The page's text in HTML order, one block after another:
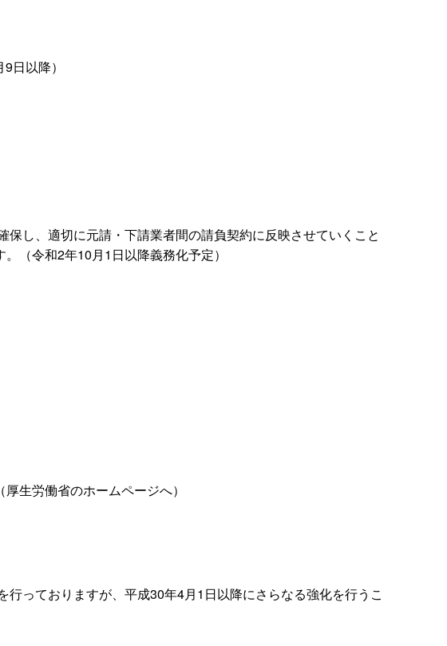
日以降）
し、適切に元請・下請業者間の請負契約に反映させていくこと
（令和2年10月1日以降義務化予定）
（厚生労働省のホームページへ）
っておりますが、 平成30年4月1日以降にさらなる強化を行うこ